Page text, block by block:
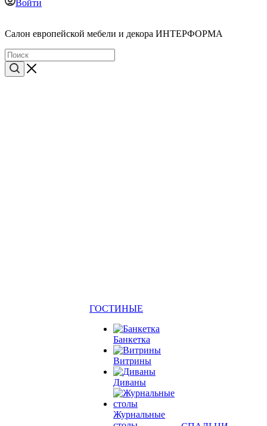
Войти
Cалон европейской мебели и декора ИНТЕРФОРМА
ГОСТИНЫЕ
Банкетка
Витрины
Диваны
Журнальные